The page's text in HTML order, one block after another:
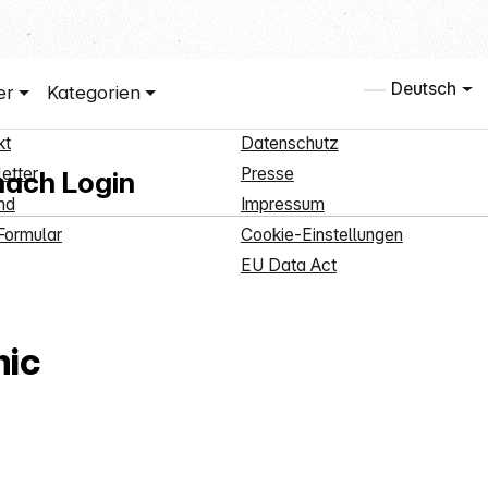
Deutsch
Kategorien
Login
Datenschutz
Presse
Impressum
Cookie-Einstellungen
EU Data Act